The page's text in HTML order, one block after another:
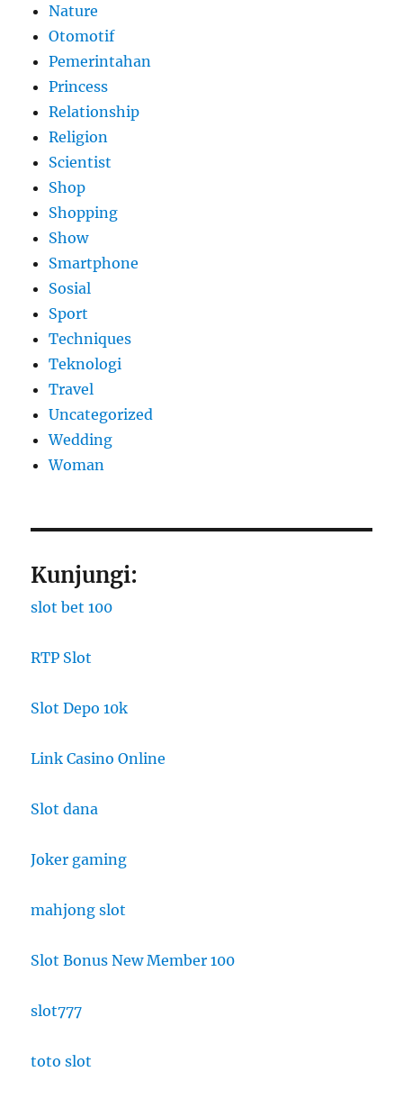
Nature
Otomotif
Pemerintahan
Princess
Relationship
Religion
Scientist
Shop
Shopping
Show
Smartphone
Sosial
Sport
Techniques
Teknologi
Travel
Uncategorized
Wedding
Woman
Kunjungi:
slot bet 100
RTP Slot
Slot Depo 10k
Link Casino Online
Slot dana
Joker gaming
mahjong slot
Slot Bonus New Member 100
slot777
toto slot